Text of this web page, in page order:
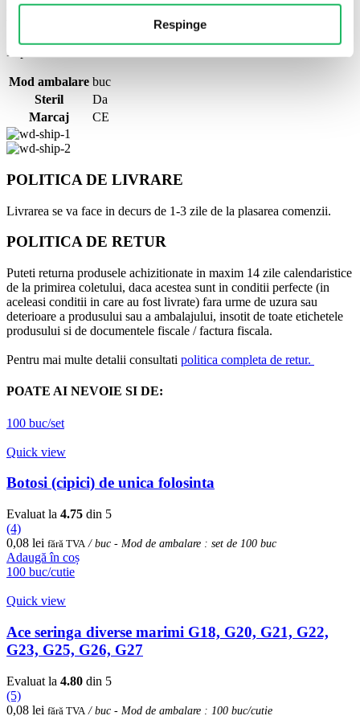
Respinge
Cum este ambalat?
Importator: SC ALPHA NED 2000 EXIM SRL
Mod ambalare buc
Steril
Da
Marcaj
CE
POLITICA DE LIVRARE
Livrarea se va face in decurs de 1-3 zile de la plasarea comenzii.
POLITICA DE RETUR
Puteti returna produsele achizitionate in maxim 14 zile calendaristice
de la primirea coletului, daca acestea sunt in conditii perfecte (in
aceleasi conditii in care au fost livrate) fara urme de uzura sau
deterioare a produsului sau a ambalajului, insotit de toate etichetele
produsului si de documentele fiscale / factura fiscala.
Pentru mai multe detalii consultati politica completa de retur.
POATE AI NEVOIE SI DE:
100 buc/set
Quick view
Botosi (cipici) de unica folosinta
Evaluat la 4.75 din 5
(4)
0,08 lei fără TVA/ buc - Mod de ambalare : set de 100 buc
Adaugă în coș
100 buc/cutie
Quick view
Ace seringa diverse marimi G18, G20, G21, G22,
G23, G25, G26, G27
Evaluat la 4.80 din 5
(5)
0,08 lei fără TVA / buc - Mod de ambalare : 100 buc/cutie